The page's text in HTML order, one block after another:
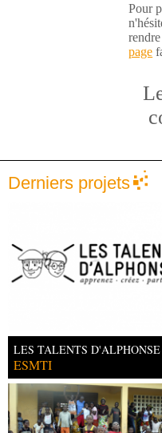
Pour
page
Derniers projets
LES TALENTS D'ALPHONSE
ESMTI